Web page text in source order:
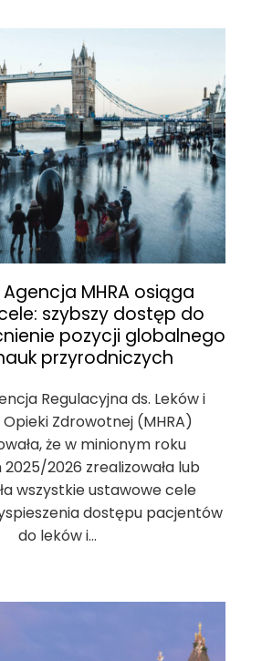
MHRA osiąga
szybszy dostęp do
pozycji globalnego
przyrodniczych
Regulacyjna ds. Leków i
Zdrowotnej (MHRA)
że w minionym roku
2026 zrealizowała lub
wszystkie ustawowe cele
dostępu pacjentów
do leków i…